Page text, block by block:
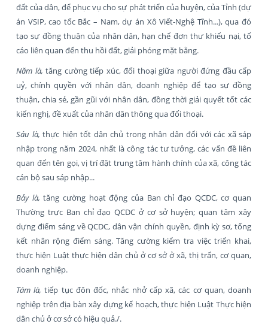
đất của dân, để phục vụ cho sự phát triển của huyện, của Tỉnh (dự
án VSIP, cao tốc Bắc – Nam, dự án Xô Viết-Nghệ Tĩnh...), qua đó
tạo sự đồng thuận của nhân dân, hạn chế đơn thư khiếu nại, tố
cáo liên quan đến thu hồi đất, giải phóng mặt bằng.
Năm là, tăng cường tiếp xúc, đối thoại giữa người đứng đầu cấp
uỷ, chính quyền với nhân dân, doanh nghiệp để tạo sự đồng
thuận, chia sẻ, gần gũi với nhân dân, đồng thời giải quyết tốt các
kiến nghị, đề xuất của nhân dân thông qua đối thoại.
Sáu là, thực hiện tốt dân chủ trong nhân dân đối với các xã sáp
nhập trong năm 2024, nhất là công tác tư tưởng, các vấn đề liên
quan đến tên gọi, vị trí đặt trung tâm hành chính của xã, công tác
cán bộ sau sáp nhập...
Bảy là, tăng cường hoạt động của Ban chỉ đạo QCDC, cơ quan
Thường trực Ban chỉ đạo QCDC ở cơ sở huyện; quan tâm xây
dựng điểm sáng về QCDC, dân vận chính quyền, định kỳ sơ, tổng
kết nhân rộng điểm sáng. Tăng cường kiểm tra việc triển khai,
thực hiện Luật thực hiện dân chủ ở cơ sở ở xã, thị trấn, cơ quan,
doanh nghiệp.
Tám là, tiếp tục đôn đốc, nhắc nhở cấp xã, các cơ quan, doanh
nghiệp trên địa bàn xây dựng kế hoạch, thực hiện Luật Thực hiện
dân chủ ở cơ sở có hiệu quả./.